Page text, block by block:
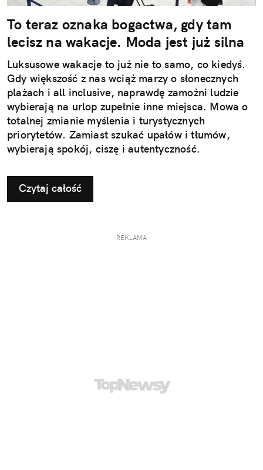
To teraz oznaka bogactwa, gdy tam
lecisz na wakacje. Moda jest już silna
Luksusowe wakacje to już nie to samo, co kiedyś.
Gdy większość z nas wciąż marzy o słonecznych
plażach i all inclusive, naprawdę zamożni ludzie
wybierają na urlop zupełnie inne miejsca. Mowa o
totalnej zmianie myślenia i turystycznych
priorytetów. Zamiast szukać upałów i tłumów,
wybierają spokój, ciszę i autentyczność.
Czytaj całość
REKLAMA